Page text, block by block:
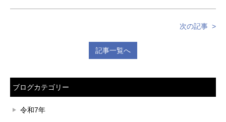
次の記事
記事一覧へ
ブログカテゴリー
令和7年